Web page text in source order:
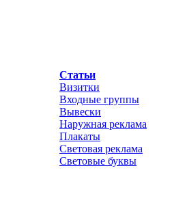
Статьи
Визитки
Входные группы
Вывески
Наружная реклама
Плакаты
Световая реклама
Световые буквы